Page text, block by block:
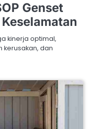
Genset
kinerja optimal,
kerusakan, dan